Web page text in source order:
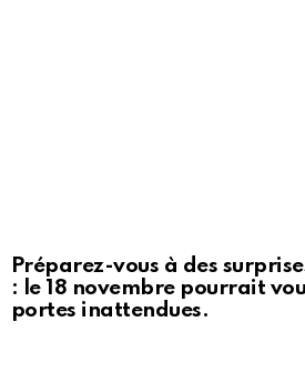
Préparez-vous à des
: le 18 novembre pourrait
portes inattendues.